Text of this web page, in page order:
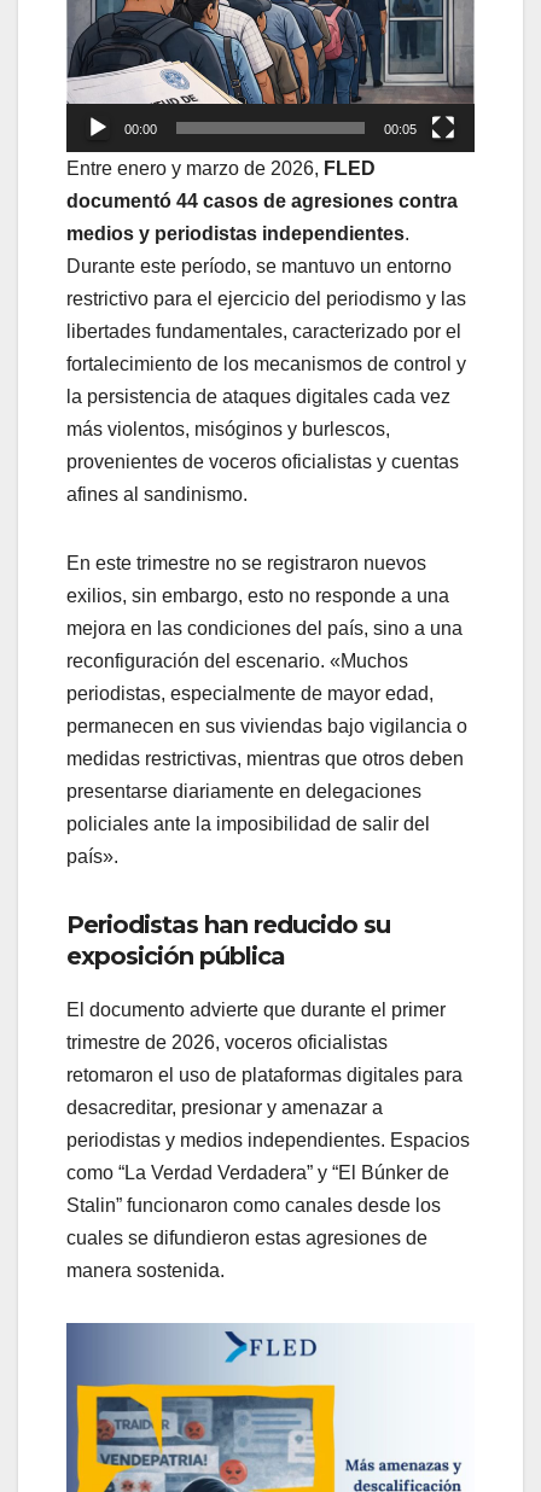
00:00 00:05
Entre enero y marzo de 2026, FLED
documentó 44 casos de agresiones contra
medios y periodistas independientes.
Durante este período, se mantuvo un entorno
restrictivo para el ejercicio del periodismo y las
libertades fundamentales, caracterizado por el
fortalecimiento de los mecanismos de control y
la persistencia de ataques digitales cada vez
más violentos, misóginos y burlescos,
provenientes de voceros oficialistas y cuentas
afines al sandinismo.
En este trimestre no se registraron nuevos
exilios, sin embargo, esto no responde a una
mejora en las condiciones del país, sino a una
reconfiguración del escenario. «Muchos
periodistas, especialmente de mayor edad,
permanecen en sus viviendas bajo vigilancia o
medidas restrictivas, mientras que otros deben
presentarse diariamente en delegaciones
policiales ante la imposibilidad de salir del
país».
Periodistas han reducido su
exposición pública
El documento advierte que durante el primer
trimestre de 2026, voceros oficialistas
retomaron el uso de plataformas digitales para
desacreditar, presionar y amenazar a
periodistas y medios independientes. Espacios
como “La Verdad Verdadera” y “El Búnker de
Stalin” funcionaron como canales desde los
cuales se difundieron estas agresiones de
manera sostenida.